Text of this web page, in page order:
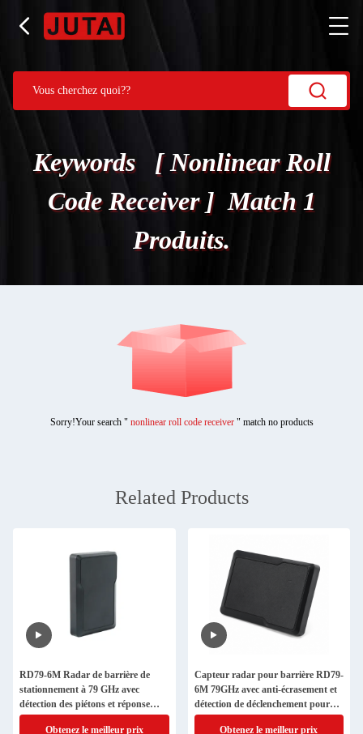
Keywords [ Nonlinear Roll
Code Receiver ] Match 1
Produits.
Sorry!Your search " nonlinear roll code receiver" match no products
Related Products
RD79-6M Radar de barrière de
stationnement à 79 GHz avec
détection des piétons et réponse
rapide
Obtenez le meilleur prix
Capteur radar pour barrière RD79-
6M 79GHz avec anti-écrasement et
détection de déclenchement pour
barrières de parking extérieures
Obtenez le meilleur prix